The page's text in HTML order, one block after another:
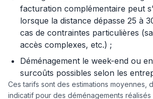
facturation complémentaire peut
lorsque la distance dépasse 25 à
cas de contraintes particulières
accès complexes, etc.) ;
Déménagement le week-end ou
surcoûts possibles selon les
Ces tarifs sont des estimations moyennes,
indicatif pour des déménagements réalisés